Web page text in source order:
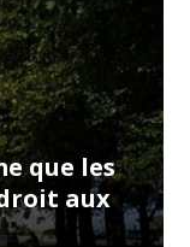
que les
aux